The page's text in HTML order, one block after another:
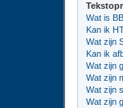
Wat is
Kan ik
Wat zijn
Kan ik
Wat zijn
Wat zijn
Wat zijn
Wat zijn